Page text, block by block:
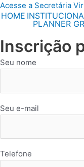
Acesse a Secretária
HOME
PLANNER
Inscrição
Seu nome
Seu e-mail
Telefone